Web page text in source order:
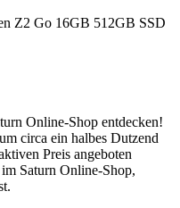
Z2 Go 16GB 512GB SSD
Online-Shop entdecken!
circa ein halbes Dutzend
Preis angeboten
Saturn Online-Shop,